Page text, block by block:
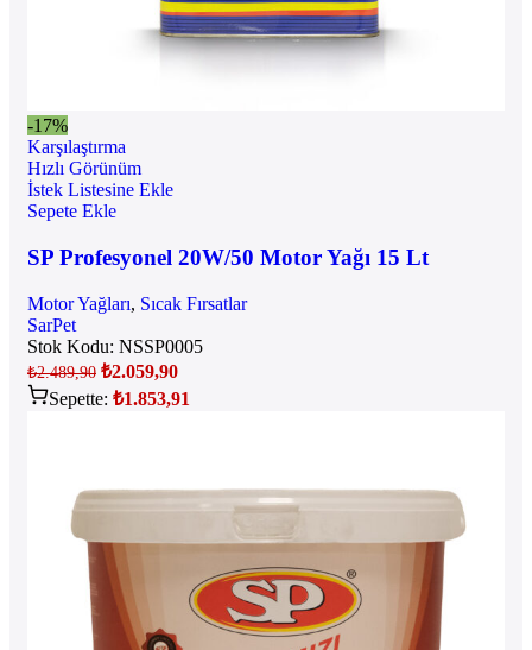
-17%
Karşılaştırma
Hızlı Görünüm
İstek Listesine Ekle
Sepete Ekle
SP Profesyonel 20W/50 Motor Yağı 15 Lt
Motor Yağları, Sıcak Fırsatlar
SarPet
Stok Kodu: NSSP0005
₺2.489,90 ₺2.059,90
Sepette: ₺1.853,91